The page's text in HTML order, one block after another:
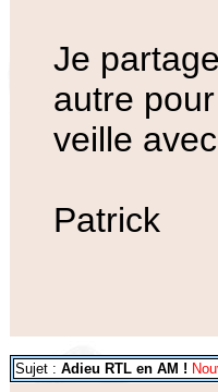
Je
autre
veille
Patrick
Sujet : Adieu RTL en AM !